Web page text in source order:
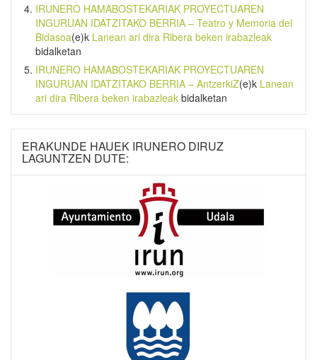
IRUNERO HAMABOSTEKARIAK PROYECTUAREN
INGURUAN IDATZITAKO BERRIA – Teatro y Memoria del
Bidasoa(e)k Lanean ari dira Ribera beken irabazleak
bidalketan
IRUNERO HAMABOSTEKARIAK PROYECTUAREN
INGURUAN IDATZITAKO BERRIA – AntzerkiZ(e)k Lanean
ari dira Ribera beken irabazleak bidalketan
ERAKUNDE HAUEK IRUNERO DIRUZ
LAGUNTZEN DUTE: